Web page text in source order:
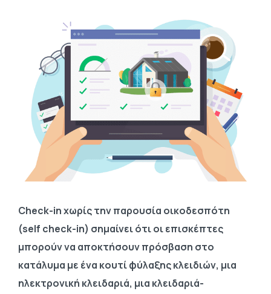
Check-in χωρίς την παρουσία οικοδεσπότη
(self check-in) σημαίνει ότι οι επισκέπτες
μπορούν να αποκτήσουν πρόσβαση στο
κατάλυμα με ένα κουτί φύλαξης κλειδιών, μια
ηλεκτρονική κλειδαριά, μια κλειδαριά-